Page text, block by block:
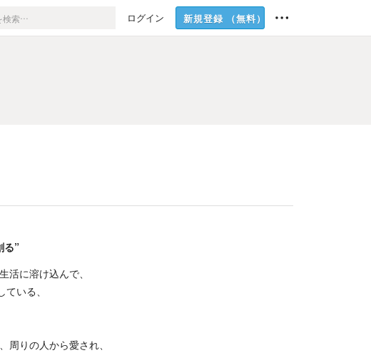
ログイン 新規登録 （無料）
る”
活に溶け込んで、
いる、
周りの人から愛され、